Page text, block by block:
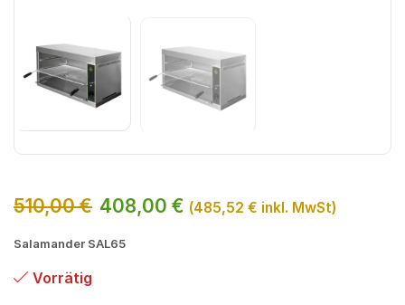
510,00€ 408,00 € (485,52 € inkl. MwSt)
Salamander SAL65
Vorrätig